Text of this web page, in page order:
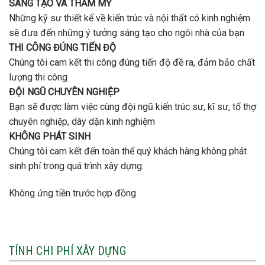
SÁNG TẠO VÀ THẨM MỸ
Những kỹ sư thiết kế về kiến trúc và nội thất có kinh nghiệm
sẽ đưa đến những ý tưởng sáng tạo cho ngôi nhà của bạn
THI CÔNG ĐÚNG TIẾN ĐỘ
Chúng tôi cam kết thi công đúng tiến độ đề ra, đảm bảo chất
lượng thi công
ĐỘI NGŨ CHUYÊN NGHIỆP
Bạn sẽ được làm việc cùng đội ngũ kiến trúc sư, kĩ sư, tổ thợ
chuyên nghiệp, dây dặn kinh nghiệm
KHÔNG PHÁT SINH
Chúng tôi cam kết đến toàn thể quý khách hàng không phát
sinh phí trong quá trình xây dựng.
Không ứng tiền trước hợp đồng
TÍNH CHI PHÍ XÂY DỰNG